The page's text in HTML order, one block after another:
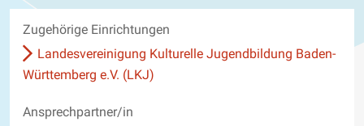
Zugehörige Einrichtungen
Landesvereinigung Kulturelle Jugendbildung Baden-
Württemberg e.V. (LKJ)
Ansprechpartner/in